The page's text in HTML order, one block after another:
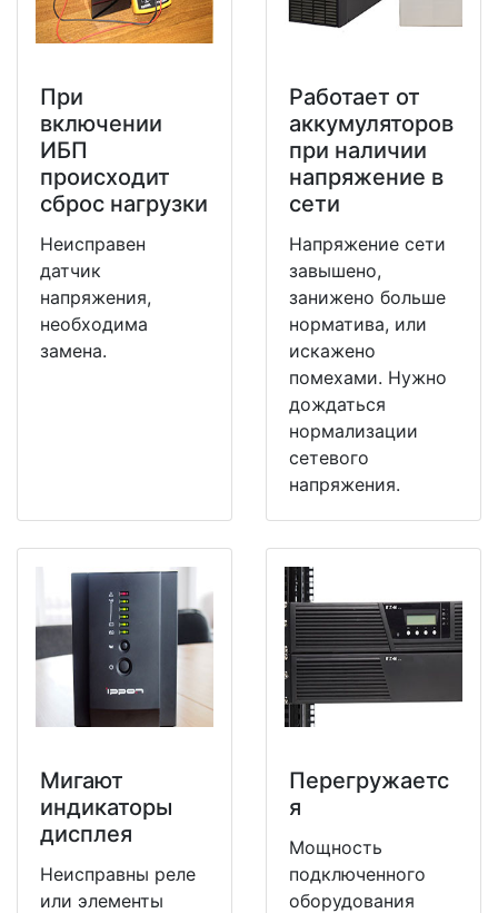
При
включении
ИБП
происходит
сброс нагрузки
Неисправен
датчик
напряжения,
необходима
замена.
Работает от
аккумуляторов
при наличии
напряжение в
сети
Напряжение сети
завышено,
занижено больше
норматива, или
искажено
помехами. Нужно
дождаться
нормализации
сетевого
напряжения.
Мигают
индикаторы
дисплея
Неисправны реле
или элементы
Перегружаетс
я
Мощность
подключенного
оборудования